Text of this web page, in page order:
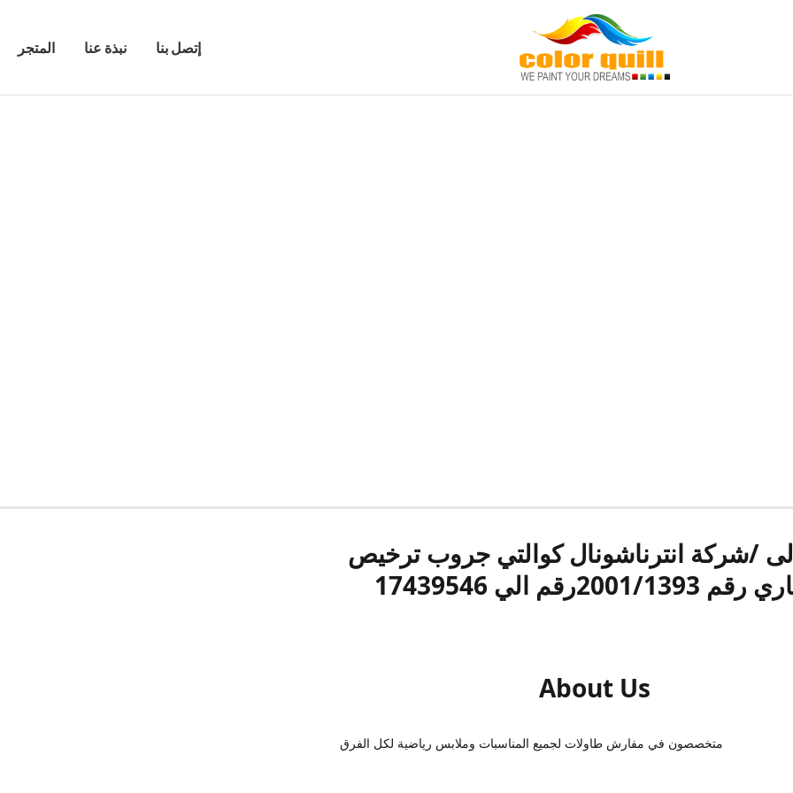
المتجر نبذة عنا إتصل بنا
/شركة انترناشونال كوالتي جروب ترخيص
2001/1393رقم الي 17439546
About Us
متخصصون في مفارش طاولات لجميع المناسبات وملابس رياضية لكل الفرق